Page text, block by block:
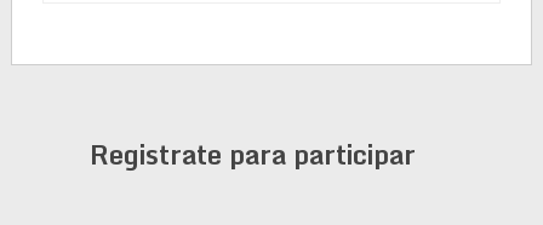
Registrate para participar